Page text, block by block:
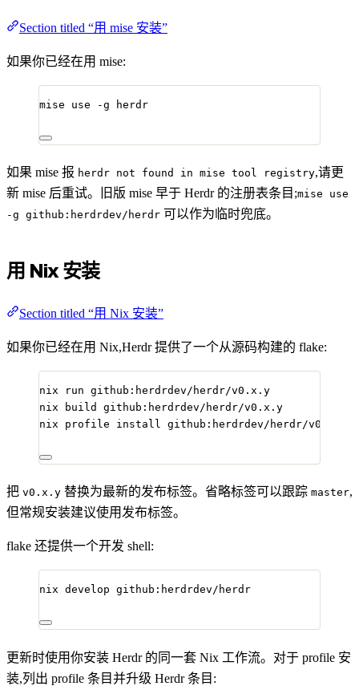
Section titled “用 mise 安装”
如果你已经在用 mise:
mise use -g herdr
如果 mise 报 herdr not found in mise tool registry,请更
新 mise 后重试。旧版 mise 早于 Herdr 的注册表条目;mise use
-g github:herdrdev/herdr 可以作为临时兜底。
用 Nix 安装
Section titled “用 Nix 安装”
如果你已经在用 Nix,Herdr 提供了一个从源码构建的 flake:
nix run github:herdrdev/herdr/v0.x.y
nix
build
github:herdrdev/herdr/v0.x.y
nix
profile install github:herdrdev/herdr/v0.x.y
把 v0.x.y 替换为最新的发布标签。省略标签可以跟踪 master,
但常规安装建议使用发布标签。
flake 还提供一个开发 shell:
nix develop github:herdrdev/herdr
更新时使用你安装 Herdr 的同一套 Nix 工作流。对于 profile 安
装,列出 profile 条目并升级 Herdr 条目: